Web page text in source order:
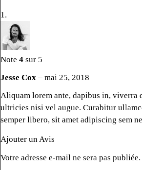
Note 4 sur 5
Jesse Cox – mai 25, 2018
Aliquam lorem ante, dapibus in, viverra
ultricies nisi vel augue. Curabitur
semper libero, sit amet adipiscing sem
Ajouter un Avis
Votre adresse e-mail ne sera pas publiée.